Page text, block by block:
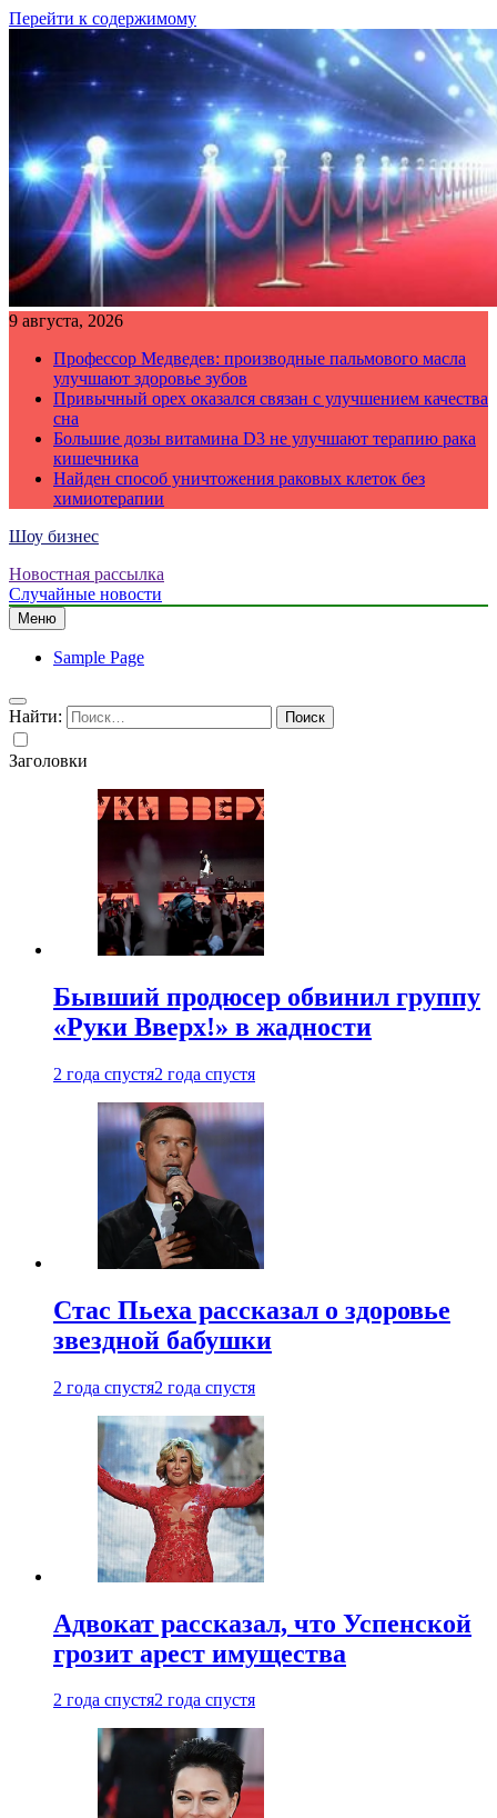
Перейти к содержимому
9 августа, 2026
Профессор Медведев: производные пальмового масла
улучшают здоровье зубов
Привычный орех оказался связан с улучшением качества
сна
Большие дозы витамина D3 не улучшают терапию рака
кишечника
Найден способ уничтожения раковых клеток без
химиотерапии
Шоу бизнес
Новостная рассылка
Случайные новости
Меню
Sample Page
Найти:
Заголовки
Бывший продюсер обвинил группу
«Руки Вверх!» в жадности
2 года спустя2 года спустя
Стас Пьеха рассказал о здоровье
звездной бабушки
2 года спустя2 года спустя
Адвокат рассказал, что Успенской
грозит арест имущества
2 года спустя2 года спустя